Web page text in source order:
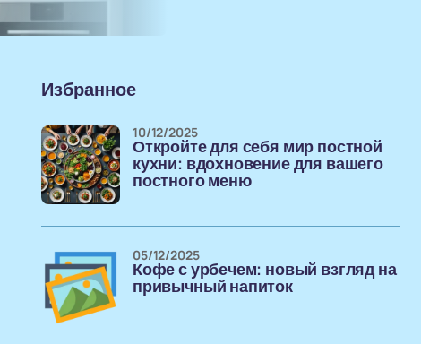
Избранное
Откройте для себя мир постной
кухни: вдохновение для вашего
постного меню
10/12/2025
Кофе с урбечем: новый взгляд на
привычный напиток
05/12/2025